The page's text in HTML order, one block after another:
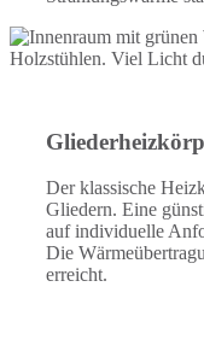
Der klassische
Gliedern. Eine
auf individuelle
Die
erreicht.